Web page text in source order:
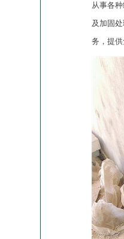
从事各
及加固
务，提供